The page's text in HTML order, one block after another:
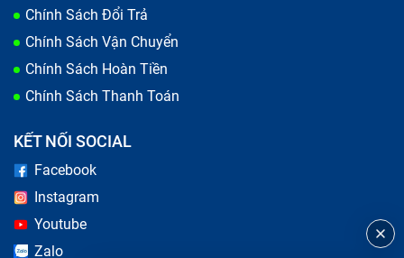
kính? Chúng khác nhau ở điểm nào?
Chính Sách Đổi Trả
Chính Sách Vận Chuyển
Chính Sách Hoàn Tiền
Chính Sách Thanh Toán
KẾT NỐI SOCIAL
Facebook
Instagram
Youtube
Zalo